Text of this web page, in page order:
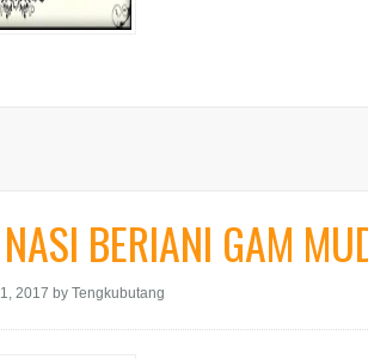
BERIANI GAM
2017 by Tengkubutang